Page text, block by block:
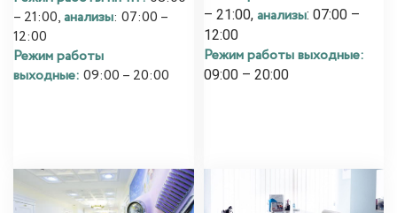
– 21:00,анализы: 07:00 –
12:00
Режим работы
выходные: 09:00 – 20:00
– 21:00, анализы: 07:00 –
12:00
Режим работы выходные:
09:00 – 20:00